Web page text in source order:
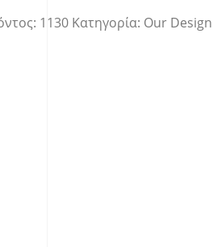
1130 Κατηγορία: Our Design